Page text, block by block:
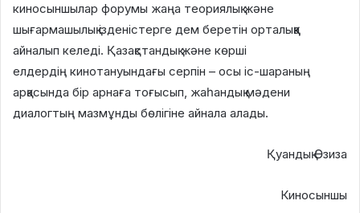
киносыншылар форумы жаңа теориялық және
шығармашылық ізденістерге дем беретін орталыққа
айналып келеді. Қазақстандық және көрші
елдердің кинотануындағы серпін – осы іс-шараның
арқасында бір арнаға тоғысып, жаһандық мәдени
диалогтың мазмұнды бөлігіне айнала алады.
Қуандық Әзиза
Киносыншы